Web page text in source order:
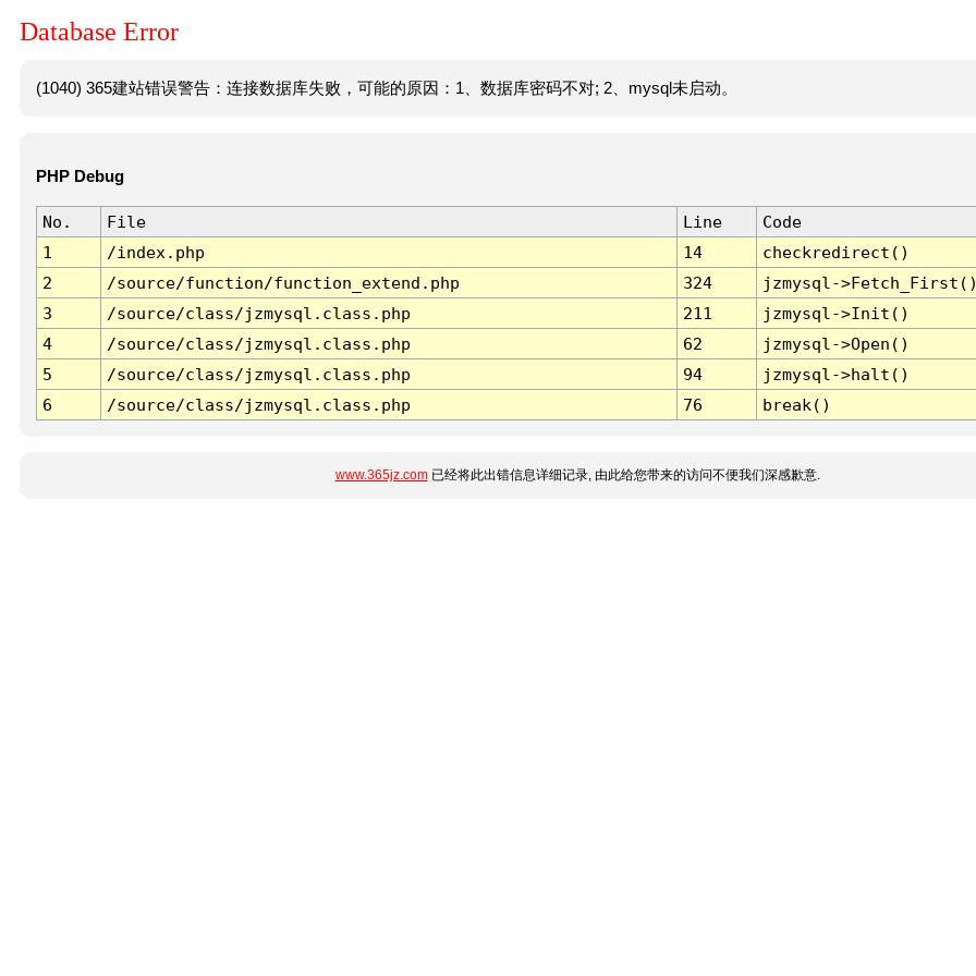
Database Error
(1040) 365建站错误警告：连接数据库失败，可能的原因：1、数据库密码不对; 2、mysql未启动。
PHP Debug
No. File Line
Code
1
/index.php 14
checkredirect()
2
/source/function/function_extend.php 324
jzmysql-
3
/source/class/jzmysql.class.php 211
jzmysql->Init()
4
/source/class/jzmysql.class.php 62
jzmysql->Open()
5
/source/class/jzmysql.class.php 94
jzmysql->halt()
6
/source/class/jzmysql.class.php 76 break()
www.365jz.com已经将此出错信息详细记录, 由此给您带来的访问不便我们深感歉意.